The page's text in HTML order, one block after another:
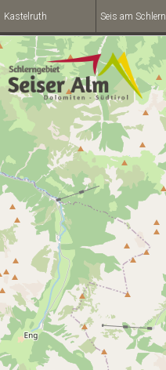
Kastelruth Seis am Schlern